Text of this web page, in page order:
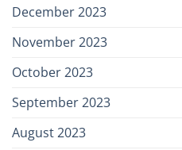
December 2023
November 2023
October 2023
September 2023
August 2023